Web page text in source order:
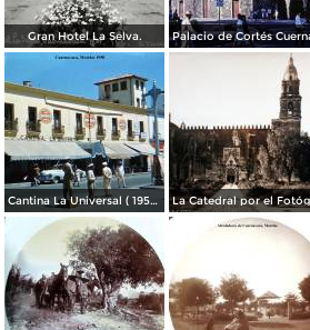
Gran Hotel La Selva.
Cantina La Universal ( 1950 ).